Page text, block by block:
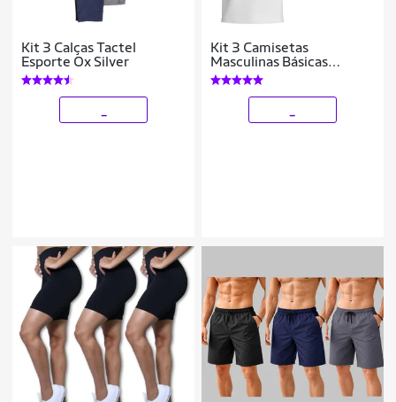
Kit 3 Calças Tactel
Esporte Ox Silver
Kit 3 Camisetas
Masculinas Básicas
Algodão Manga Curta
Confortáveis Dia a Dia